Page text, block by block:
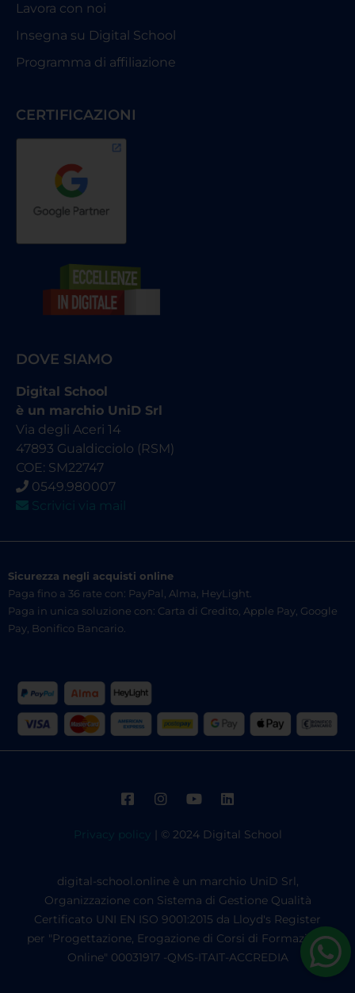
Lavora con noi
Insegna su Digital School
Programma di affiliazione
CERTIFICAZIONI
DOVE SIAMO
Digital School
è un marchio UniD Srl
Via degli Aceri 14
47893 Gualdicciolo (RSM)
COE: SM22747
0549.980007
Scrivici via mail
Sicurezza negli acquisti online
Paga fino a 36 rate con: PayPal, Alma, HeyLight.
Paga in unica soluzione con: Carta di Credito, Apple Pay, Google
Pay, Bonifico Bancario.
Privacy policy | © 2024 Digital School
digital-school.online è un marchio UniD Srl,
Organizzazione con Sistema di Gestione Qualità
Certificato UNI EN ISO 9001:2015 da Lloyd's Register
per "Progettazione, Erogazione di Corsi di Formazione
Online" 00031917 -QMS-ITAIT-ACCREDIA